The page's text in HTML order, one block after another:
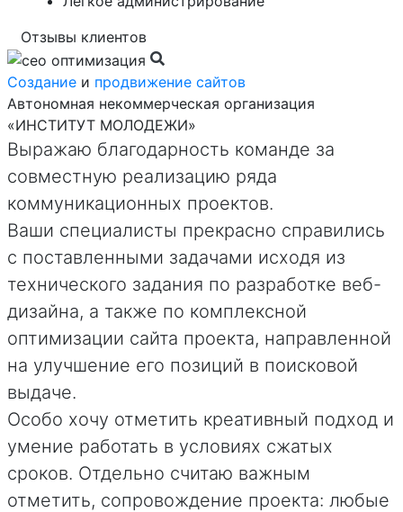
Отзывы клиентов
Создание и продвижение сайтов
Автономная некоммерческая организация
«ИНСТИТУТ МОЛОДЕЖИ»
Выражаю благодарность команде за
совместную реализацию ряда
коммуникационных проектов.
Ваши специалисты прекрасно справились
с поставленными задачами исходя из
технического задания по разработке веб-
дизайна, а также по комплексной
оптимизации сайта проекта, направленной
на улучшение его позиций в поисковой
выдаче.
Особо хочу отметить креативный подход и
умение работать в условиях сжатых
сроков. Отдельно считаю важным
отметить, сопровождение проекта: любые